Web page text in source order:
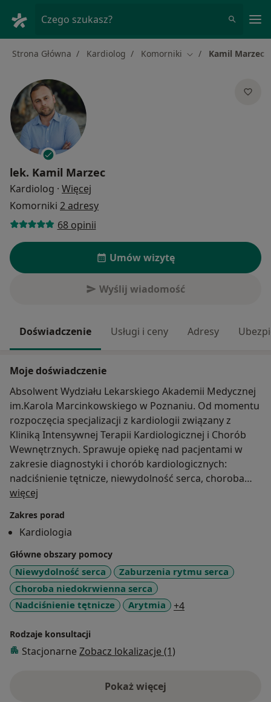
Czego szukasz?
Strona Główna Kardiolog Komorniki Zmień miasto
Kamil Marzec
lek. Kamil Marzec
Kardiolog · Więcej
Komorniki 2 adresy
68 opinii
Umów wizytę
Wyślij wiadomość
Doświadczenie Usługi i ceny Adresy
Moje doświadczenie
Absolwent Wydziału Lekarskiego Akademii Medycznej
im.Karola Marcinkowskiego w Poznaniu. Od momentu
rozpoczęcia specjalizacji z kardiologii związany z
Kliniką Intensywnej Terapii Kardiologicznej i Chorób
Wewnętrznych. Sprawuje opiekę nad pacjentami w
zakresie diagnostyki i chorób kardiologicznych:
nadciśnienie tętnicze, niewydolność serca, choroba
niedokrwienna serca, zaburzenia rytmu, zaburzenia
więcej
Zakres porad
Kardiologia
Główne obszary pomocy
Niewydolność serca
Zaburzenia rytmu serca
Choroba niedokrwienna serca
Nadciśnienie tętnicze
Arytmia +4
Rodzaje konsultacji
Stacjonarne Zobacz lokalizacje (1)
Pokaż więcejo doświadczeniu